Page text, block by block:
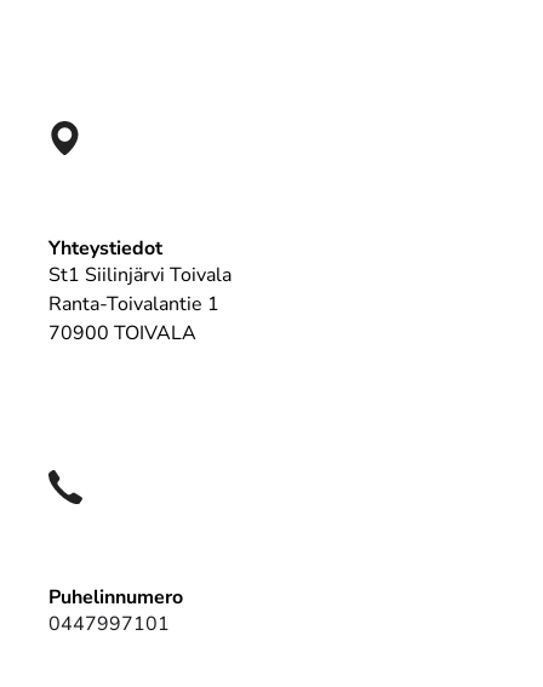
Yhteystiedot
St1 Siilinjärvi Toivala
Ranta-Toivalantie 1
70900 TOIVALA
Puhelinnumero
0447997101